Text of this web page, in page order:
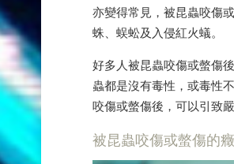
亦變得常見，被昆蟲咬傷
蛛、蜈蚣及入侵紅火蟻。
好多人被昆蟲咬傷或螫傷
蟲都是沒有毒性，或毒性
咬傷或螫傷後，可以引致
被昆蟲咬傷或螫傷的